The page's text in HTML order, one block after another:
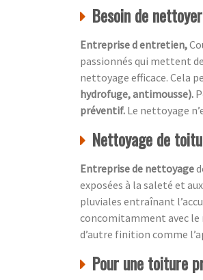
Besoin de
Entreprise d entretien,
passionnés qui mettent
nettoyage efficace. Cela
hydrofuge, antimousse).
préventif. Le nettoyage
Nettoyage de
Entreprise de nettoyage
exposées à la saleté et
pluviales entraînant
concomitamment avec le
d’autre finition comme
Pour une toiture